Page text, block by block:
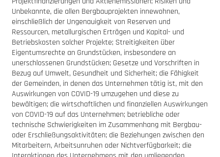
Unbekannte, die allen Bergbauprojekten innewohnen,
einschließlich der Ungenauigkeit von Reserven und
Ressourcen, metallurgischen Erträgen und Kapital- und
Betriebskosten solcher Projekte; Streitigkeiten über
Eigentumsrechte an Grundstücken, insbesondere an
unerschlossenen Grundstücken; Gesetze und Vorschriften in
Bezug auf Umwelt, Gesundheit und Sicherheit; die Fähigkeit
der Gemeinden, in denen das Unternehmen tätig ist, mit den
Auswirkungen von COVID-19 umzugehen und diese zu
bewältigen; die wirtschaftlichen und finanziellen Auswirkungen
von COVID-19 auf das Unternehmen; betriebliche oder
technische Schwierigkeiten im Zusammenhang mit Bergbau-
oder Erschließungsaktivitäten; die Beziehungen zwischen den
Mitarbeitern, Arbeitsunruhen oder Nichtverfügbarkeit; die